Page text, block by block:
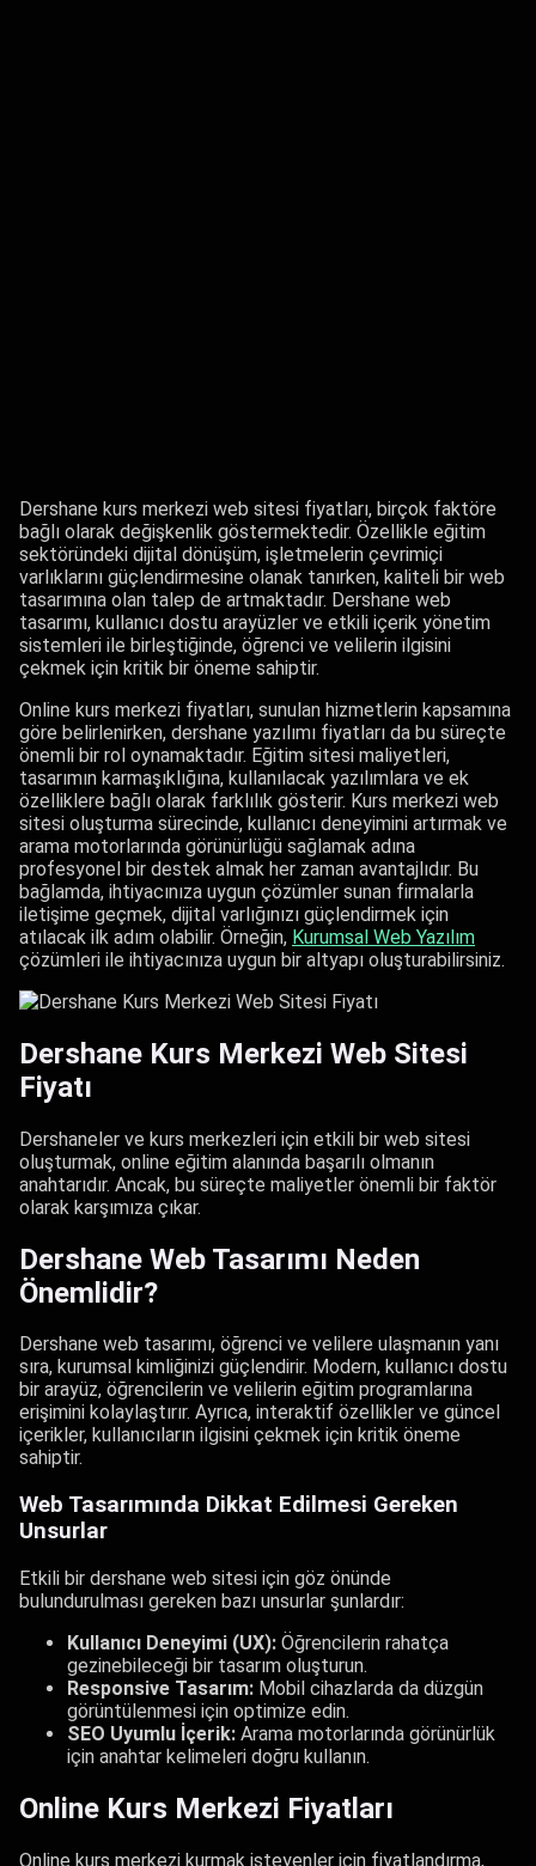
Dershane kurs merkezi web sitesi fiyatları, birçok faktöre
bağlı olarak değişkenlik göstermektedir. Özellikle eğitim
sektöründeki dijital dönüşüm, işletmelerin çevrimiçi
varlıklarını güçlendirmesine olanak tanırken, kaliteli bir web
tasarımına olan talep de artmaktadır. Dershane web
tasarımı, kullanıcı dostu arayüzler ve etkili içerik yönetim
sistemleri ile birleştiğinde, öğrenci ve velilerin ilgisini
çekmek için kritik bir öneme sahiptir.
Online kurs merkezi fiyatları, sunulan hizmetlerin kapsamına
göre belirlenirken, dershane yazılımı fiyatları da bu süreçte
önemli bir rol oynamaktadır. Eğitim sitesi maliyetleri,
tasarımın karmaşıklığına, kullanılacak yazılımlara ve ek
özelliklere bağlı olarak farklılık gösterir. Kurs merkezi web
sitesi oluşturma sürecinde, kullanıcı deneyimini artırmak ve
arama motorlarında görünürlüğü sağlamak adına
profesyonel bir destek almak her zaman avantajlıdır. Bu
bağlamda, ihtiyacınıza uygun çözümler sunan firmalarla
iletişime geçmek, dijital varlığınızı güçlendirmek için
atılacak ilk adım olabilir. Örneğin, Kurumsal Web Yazılım​
çözümleri ile ihtiyacınıza uygun bir altyapı oluşturabilirsiniz.
Dershane Kurs Merkezi Web Sitesi
Fiyatı
Dershaneler ve kurs merkezleri için etkili bir web sitesi
oluşturmak, online eğitim alanında başarılı olmanın
anahtarıdır. Ancak, bu süreçte maliyetler önemli bir faktör
olarak karşımıza çıkar.
Dershane Web Tasarımı Neden
Önemlidir?
Dershane web tasarımı, öğrenci ve velilere ulaşmanın yanı
sıra, kurumsal kimliğinizi güçlendirir. Modern, kullanıcı dostu
bir arayüz, öğrencilerin ve velilerin eğitim programlarına
erişimini kolaylaştırır. Ayrıca, interaktif özellikler ve güncel
içerikler, kullanıcıların ilgisini çekmek için kritik öneme
sahiptir.
Web Tasarımında Dikkat Edilmesi Gereken
Unsurlar
Etkili bir dershane web sitesi için göz önünde
bulundurulması gereken bazı unsurlar şunlardır:
Kullanıcı Deneyimi (UX): Öğrencilerin rahatça
gezinebileceği bir tasarım oluşturun.
Responsive Tasarım: Mobil cihazlarda da düzgün
görüntülenmesi için optimize edin.
SEO Uyumlu İçerik: Arama motorlarında görünürlük
için anahtar kelimeleri doğru kullanın.
Online Kurs Merkezi Fiyatları
Online kurs merkezi kurmak isteyenler için fiyatlandırma,